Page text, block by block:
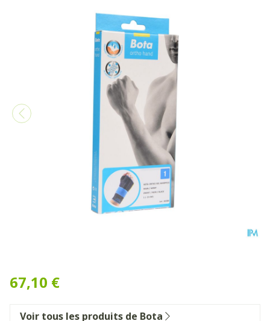
67,10 €
Voir tous les produits de Bota